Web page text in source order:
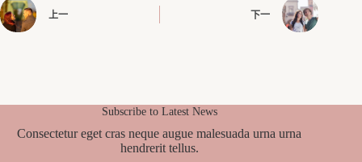
上一 下一
Subscribe to Latest News
Consectetur eget cras neque augue malesuada urna urna
hendrerit tellus.